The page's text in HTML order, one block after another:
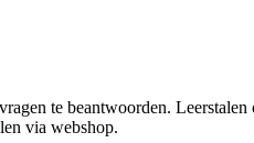
te beantwoorden.
via webshop.